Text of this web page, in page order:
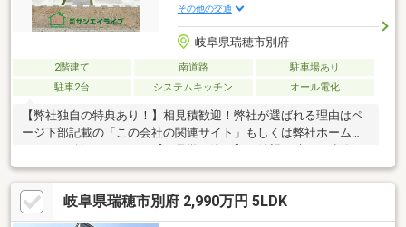
その他の交通
岐阜県瑞穂市別府
2階建て 南道路
駐車場あり
駐車2台
システムキッチン オール電化
【弊社独自の特典あり！】相見積歓迎！弊社が選ばれる理由はペ
ージ下部記載の「この会社の関連サイト」もしくは弊社ホームペ
さい。今日・明日見学したい！急なご見学もできる限り対応させ
て頂きます。「通話料無料」0120-268-173【個別不動産相談会】
本社にて開催中！ご予約はお電話にて承ります。※他社で見学済
みの相見積歓迎！【弊社の新築戸建ご成約特典】購入時の弊社サ
岐阜県瑞穂市別府 2,990万円 5LDK